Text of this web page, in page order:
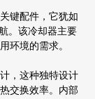
键配件，它犹如
。该冷却器主要
环境的需求。
，这种独特设计
交换效率。内部